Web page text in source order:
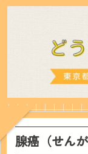
腺癌（せん